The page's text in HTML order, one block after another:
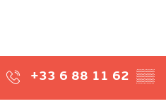
+33 6 88 11 62 ▒▒